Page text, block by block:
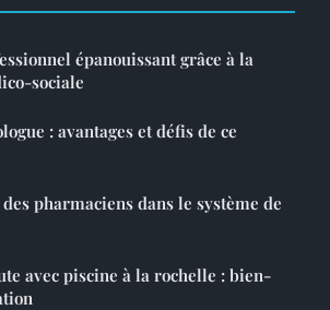
épanouissant grâce à la
sociale
: avantages et défis de ce
pharmaciens dans le système de
avec piscine à la rochelle : bien-